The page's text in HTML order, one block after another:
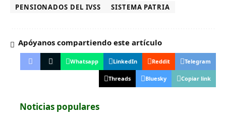
PENSIONADOS DEL IVSS
SISTEMA PATRIA
Apóyanos compartiendo este artículo
Whatsapp LinkedIn Reddit Telegram
Threads Bluesky Copiar link
Noticias populares